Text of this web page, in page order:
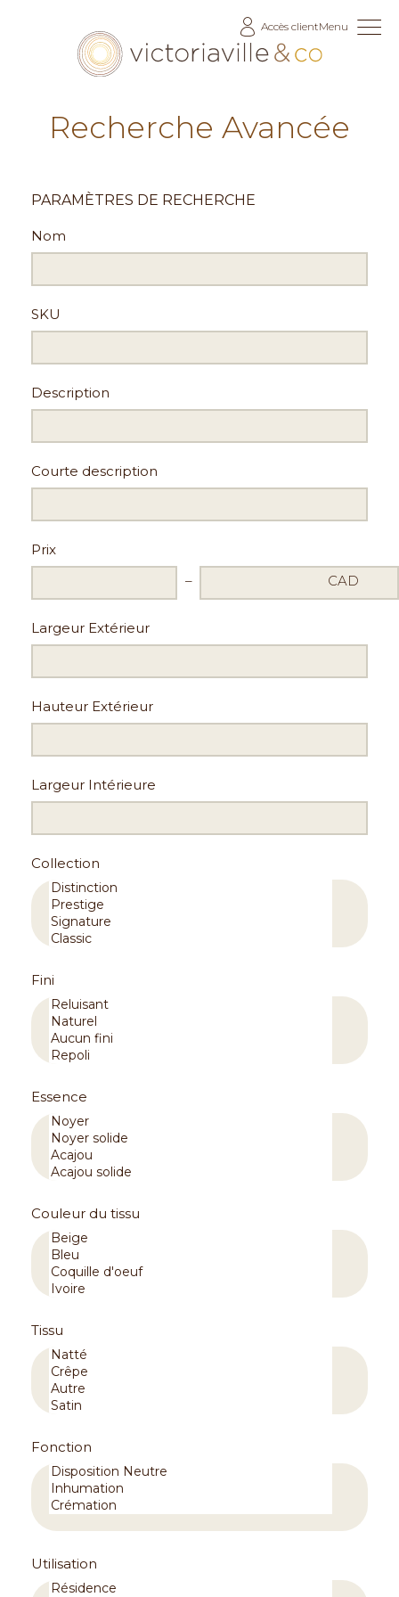
Accès clientMenu
Recherche Avancée
PARAMÈTRES DE RECHERCHE
Nom
SKU
Description
Courte description
Prix
CAD
Largeur Extérieur
Hauteur Extérieur
Largeur Intérieure
Collection
Fini
Essence
Couleur du tissu
Tissu
Fonction
Utilisation